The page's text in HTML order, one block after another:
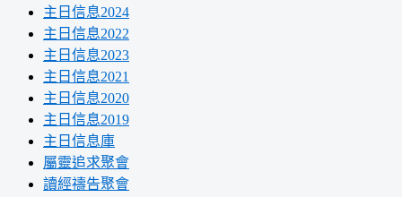
主日信息2024
主日信息2022
主日信息2023
主日信息2021
主日信息2020
主日信息2019
主日信息庫
屬靈追求聚會
讀經禱告聚會